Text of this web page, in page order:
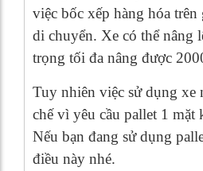
việc bốc xếp hàng hóa
di chuyển. Xe có thể nâng
trọng tối đa nâng được
Tuy nhiên việc sử dụng xe
chế vì yêu cầu pallet 1 mặt
Nếu bạn đang sử dụng
điều này nhé.